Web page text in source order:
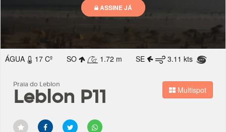
ÁGUA 17 Cº SO 1.72 m SE 3.11 kts
Multispot
Praia do Leblon
Leblon P11